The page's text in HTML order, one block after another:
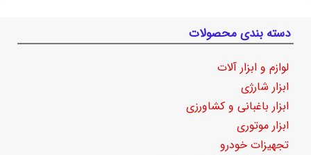
دسته بندی محصولات
لوازم و ابزار آلات
ابزار شارژی
ابزار باغبانی و کشاورزی
ابزار موتوری
تجهیزات خودرو